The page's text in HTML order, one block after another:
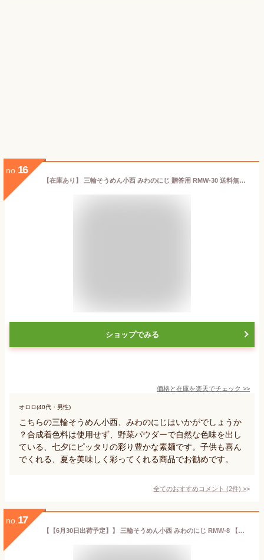
no. 16
【在庫あり】 三輪そうめん小西 みわのにじ 贈答用 RMW-30 送料無料 プレゼント ギフトセット カラフル素麺 虹色 乾麺 詰め合わせ つめあわせ おしゃれ 三輪素麺 おいしい 美味しい うまい お取り寄せ グルメ かわいい 可愛い 食べ物 食品 [zkas]
ショップでみる
価格と在庫を楽天でチェック >>
オロロ(40代・男性)
こちらの三輪そうめん小西、みわのにじはいかがでしょうか
？合成着色料は使用せず、野菜パウダーで自然な色味を出し
ている、七夕にピッタリの彩り豊かな素麺です。子供も喜ん
でくれる、夏を美味しく彩ってくれる商品でお勧めです。
全てのおすすめコメント (2件) >
no. 17
【【6月30日出荷予定】】 三輪そうめん小西 みわのにじ RMW-8 【七夕素麺 自家需要品のし包装不可】[zk]